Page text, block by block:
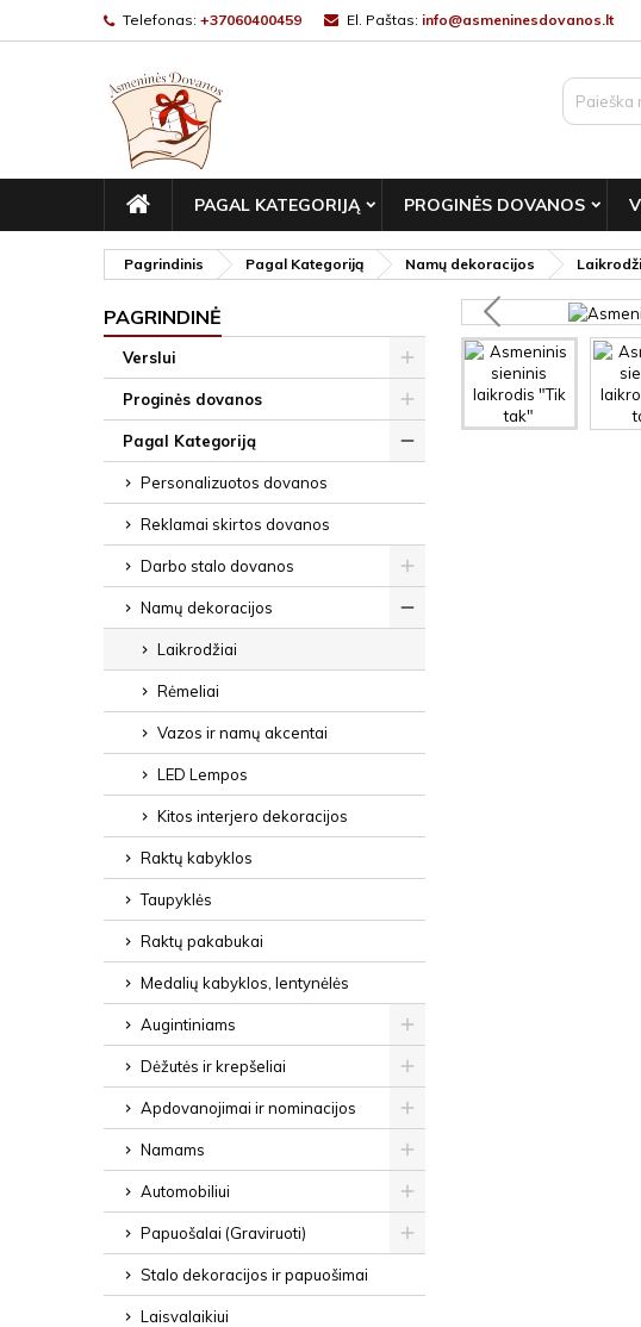
Telefonas: +37060400459 El. Paštas: info@asmeninesdovanos.lt
PAGRINDINIS
PAGAL KATEGORIJĄ PROGINĖS DOVANOS
Pagrindinis Pagal Kategoriją Namų dekoracijos
PAGRINDINĖ
Verslui
Proginės dovanos
Pagal Kategoriją
Personalizuotos dovanos
Reklamai skirtos dovanos
Darbo stalo dovanos
Namų dekoracijos
Laikrodžiai
Rėmeliai
Vazos ir namų akcentai
LED Lempos
Kitos interjero dekoracijos
Raktų kabyklos
Taupyklės
Raktų pakabukai
Medalių kabyklos, lentynėlės
Augintiniams
Dėžutės ir krepšeliai
Apdovanojimai ir nominacijos
Namams
Automobiliui
Papuošalai (Graviruoti)
Stalo dekoracijos ir papuošimai
Laisvalaikiui